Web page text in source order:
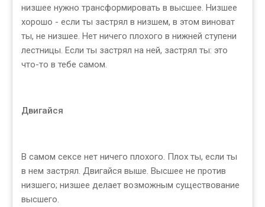
низшее нужно трансформировать в высшее. Низшее
хорошо - если ты застрял в низшем, в этом виноват
ты, не низшее. Нет ничего плохого в нижней ступени
лестницы. Если ты застрял на ней, застрял ты: это
что-то в тебе самом.
Двигайся
В самом сексе нет ничего плохого. Плох ты, если ты
в нем застрял. Двигайся выше. Высшее не против
низшего; низшее делает возможным существование
высшего.